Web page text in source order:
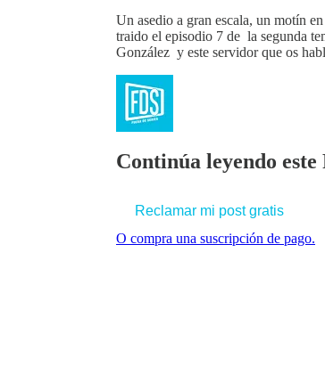
Un asedio a gran escala, un motín
traido el episodio 7 de la segunda
González y este servidor que os
Continúa leyendo
Reclamar mi post gratis
O compra una suscripción de pago.